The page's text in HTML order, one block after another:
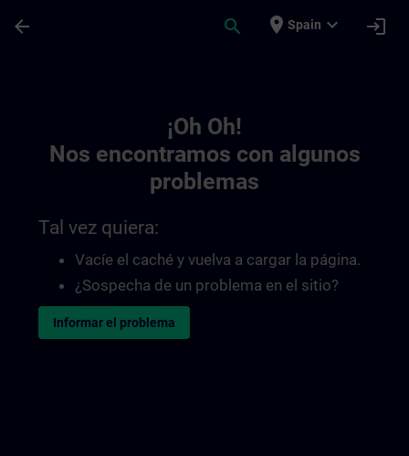
arrow_back search place Spain expand_more login
¡Oh Oh!
Nos encontramos con algunos
problemas
Tal vez quiera:
Vacíe el caché y vuelva a cargar la página.
¿Sospecha de un problema en el sitio?
Informar el problema